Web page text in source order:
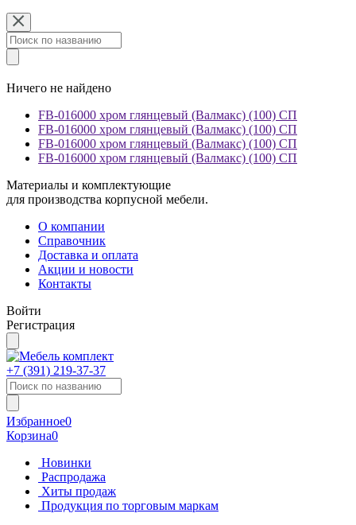
Ничего не найдено
FB-016000 хром глянцевый (Валмакс) (100) СП
FB-016000 хром глянцевый (Валмакс) (100) СП
FB-016000 хром глянцевый (Валмакс) (100) СП
FB-016000 хром глянцевый (Валмакс) (100) СП
Материалы и комплектующие
для производства корпусной мебели.
О компании
Справочник
Доставка и оплата
Акции и новости
Контакты
Войти
Регистрация
+7 (391) 219-37-37
Избранное0
Корзина0
Новинки
Распродажа
Хиты продаж
Продукция по торговым маркам